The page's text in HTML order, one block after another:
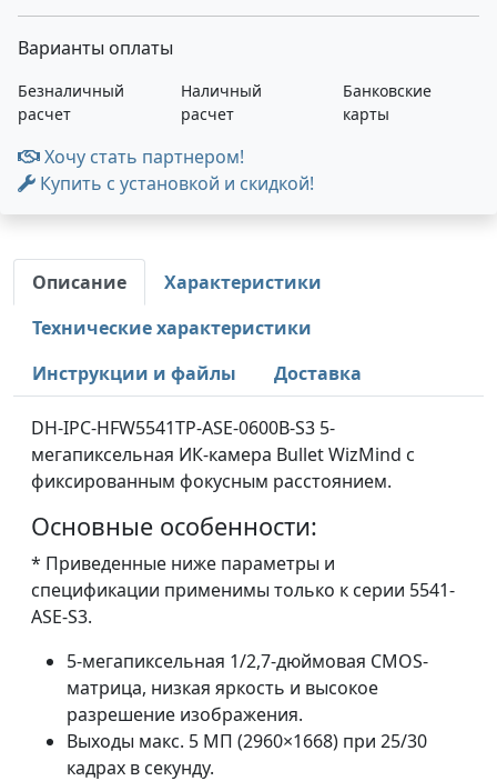
Варианты оплаты
Безналичный
расчет
Наличный
расчет
Банковские
карты
Хочу стать партнером!
Купить с установкой и скидкой!
Описание
Характеристики
Технические характеристики
Инструкции и файлы
Доставка
DH-IPC-HFW5541TP-ASE-0600B-S3 5-
мегапиксельная ИК-камера Bullet WizMind с
фиксированным фокусным расстоянием.
Основные особенности:
* Приведенные ниже параметры и
спецификации применимы только к серии 5541-
ASE-S3.
5-мегапиксельная 1/2,7-дюймовая CMOS-
матрица, низкая яркость и высокое
разрешение изображения.
Выходы макс. 5 МП (2960×1668) при 25/30
кадрах в секунду.